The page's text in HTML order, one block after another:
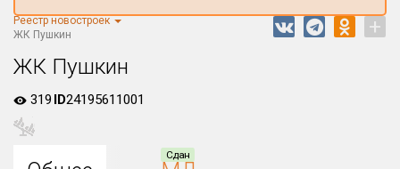
Псковская область
Район в регионе
Все
Населённый пункт
Реестр новостроек
ЖК Пушкин
+
ЖК Пушкин
319 ID24195611001
Сдан